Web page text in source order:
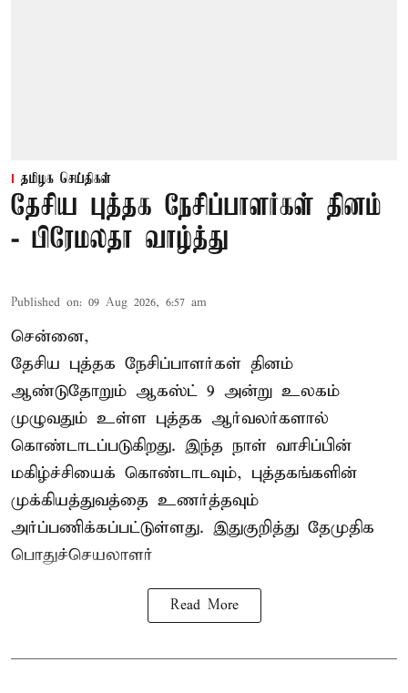
தமிழக செய்திகள்
தேசிய புத்தக நேசிப்பாளர்கள் தினம்
- பிரேமலதா வாழ்த்து
Published on: 09 Aug 2026, 6:57 am
சென்னை,
தேசிய புத்தக நேசிப்பாளர்கள் தினம்
ஆண்டுதோறும் ஆகஸ்ட் 9 அன்று உலகம்
முழுவதும் உள்ள புத்தக ஆர்வலர்களால்
கொண்டாடப்படுகிறது. இந்த நாள் வாசிப்பின்
மகிழ்ச்சியைக் கொண்டாடவும், புத்தகங்களின்
முக்கியத்துவத்தை உணர்த்தவும்
அர்ப்பணிக்கப்பட்டுள்ளது. இதுகுறித்து தேமுதிக
பொதுச்செயலாளர்
Read More